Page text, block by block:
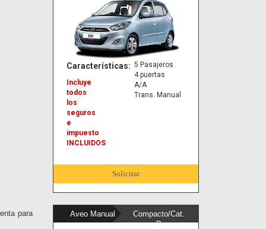
para
Características:
Incluye
todos
los
seguros
e
impuesto
INCLUIDOS
5 Pasajeros
4 puertas
A/A
Trans. Manual
Solicitar
Aveo Manual
Compacto/Cat.
B